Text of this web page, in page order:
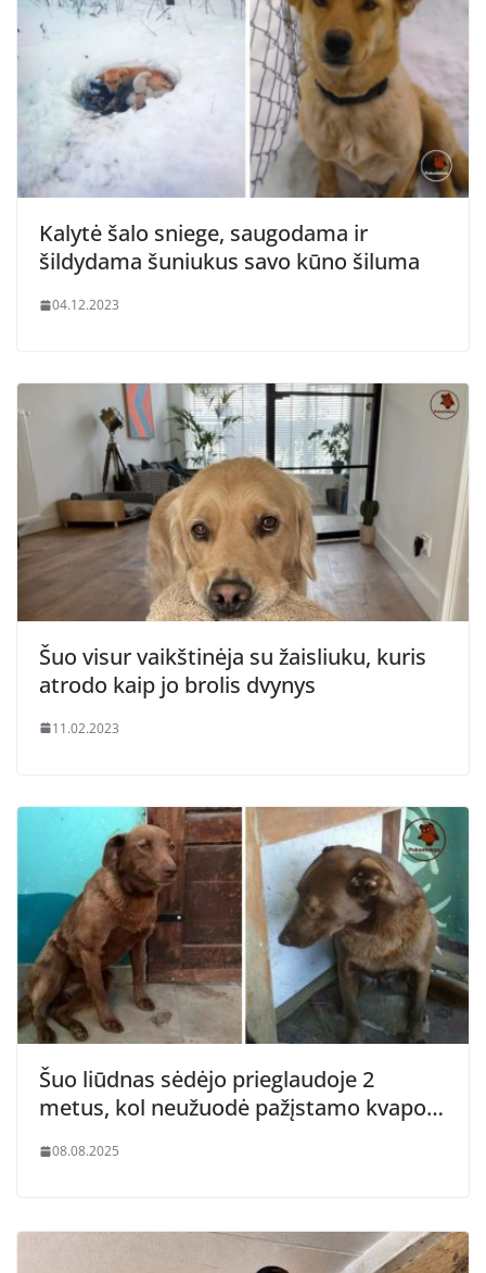
Kalytė šalo sniege, saugodama ir
šildydama šuniukus savo kūno šiluma
04.12.2023
Šuo visur vaikštinėja su žaisliuku, kuris
atrodo kaip jo brolis dvynys
11.02.2023
Šuo liūdnas sėdėjo prieglaudoje 2
metus, kol neužuodė pažįstamo kvapo…
08.08.2025